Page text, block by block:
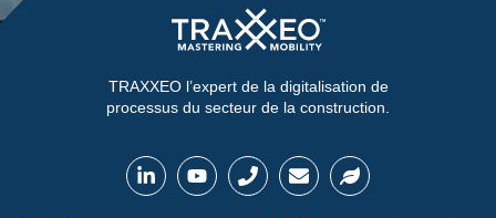
TRAXXEO l’expert de la digitalisation de
processus du secteur de la construction.